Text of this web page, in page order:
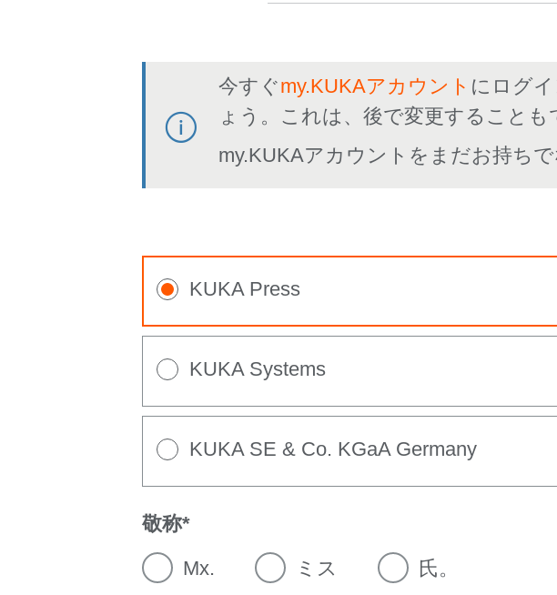
今すぐmy.KUKAアカウント にログ
ょう。これは、後で変更することも
my.KUKAアカウントをまだお持ち
KUKA Press
KUKA Systems
KUKA SE & Co. KGaA Germany
敬称
Mx.
ミス 氏。